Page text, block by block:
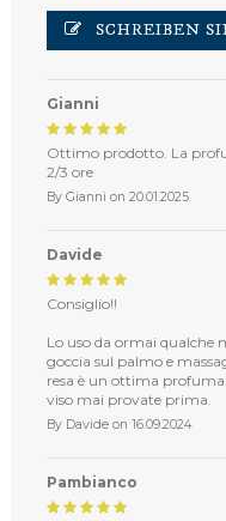
SCHREIBEN
Gianni
Ottimo prodotto. La
2/3 ore
By Gianni on 20.01.2025
Davide
Consiglio!!
Lo uso da ormai qualche
goccia sul palmo e
resa è un ottima
viso mai provate prima.
By Davideon 16.09.2024
Pambianco